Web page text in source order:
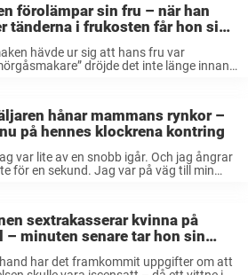
förolämpar sin fru – när han
tänderna i frukosten får hon sin
hävde ur sig att hans fru var
dröjde det inte länge innan
hånar mammans rynkor –
på hennes klockrena kontring
var lite av en snobb igår. Och jag ångrar
för en sekund. Jag var på väg till min
sextrakasserar kvinna på
– minuten senare tar hon sin
har det framkommit uppgifter om att